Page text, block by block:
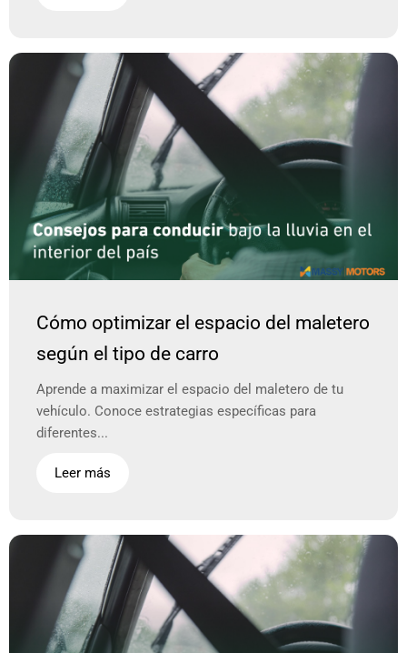
Cómo optimizar el espacio del maletero
según el tipo de carro
Aprende a maximizar el espacio del maletero de tu
vehículo. Conoce estrategias específicas para
diferentes...
Leer más